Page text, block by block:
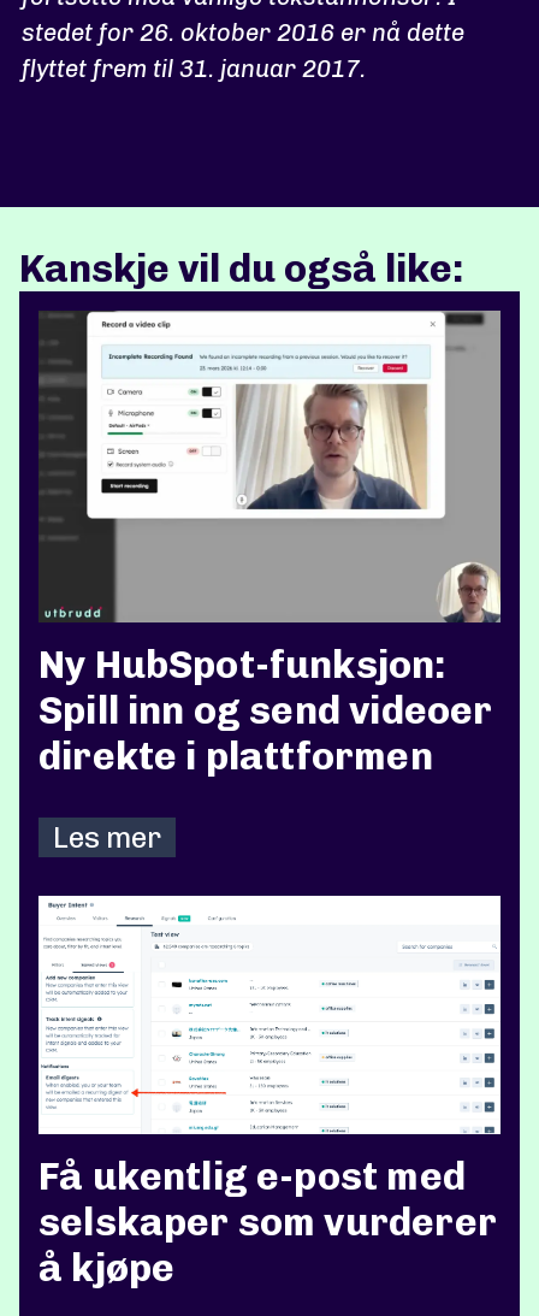
stedet for 26. oktober 2016 er nå dette
flyttet frem til 31. januar 2017.
Kanskje vil du også like:
Ny HubSpot-funksjon:
Spill inn og send videoer
direkte i plattformen
Les mer
Få ukentlig e-post med
selskaper som vurderer
å kjøpe